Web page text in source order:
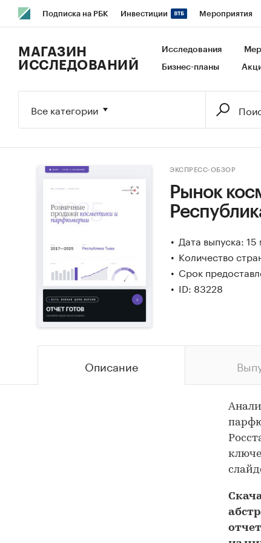
Подписка на РБК Инвестиции Мероприятия
Исследования Кредитные рейтинги Франшизы
МАГАЗИН
ИССЛЕДОВАНИЙ
Исследования
Бизнес-планы
Все категории
ЭКСПРЕСС-ОБЗОР
Рынок
Дата выпуска:
Количество
Срок
ID: 83228
Описание